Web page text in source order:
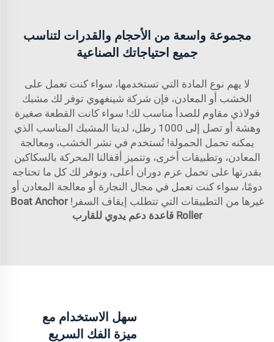
مجموعة واسعة من الأحجام والقدرات لتناسب
جميع احتياجاتك الصناعية
لا يهم نوع المادة التي تستخدمها، سواء كنت تعمل على
الخشب أو المعادن، فإن شركة شينغهوي توفر لك مشبك
فولاذي مقاوم للصدأ مناسب لك! سواء كانت القطعة صغيرة
وهشة أو تصل إلى 1000 رطل، لدينا المشبك المناسب الذي
يمكنه تحمل الحمولة! تُستخدم في نشر الخشب، ومعالجة
المعادن، وتطبيقات أخرى، وتتميز أقفالنا المحركة بالسكاكين
بقدرتها على تحمل عزم دوران أعلى، ونوفر لك كل ما تحتاجه
دومًا، سواء كنت تعمل في مجال النجارة أو معالجة المعادن أو
غيرها من التطبيقات التي تتطلب إيقاف السفر!Boat Anchor
Roller قاعدة دعم يدوي للقارب
سهل الاستخدام مع
ميزة الفك السريع